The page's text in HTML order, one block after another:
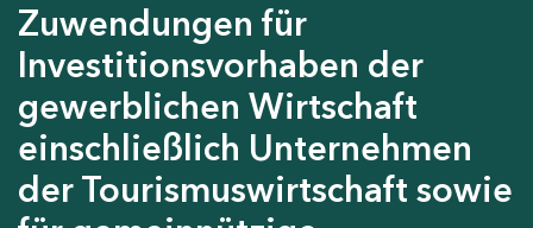
Zuwendungen für
Investitionsvorhaben der
gewerblichen Wirtschaft
einschließlich Unternehmen
der Tourismuswirtschaft sowie